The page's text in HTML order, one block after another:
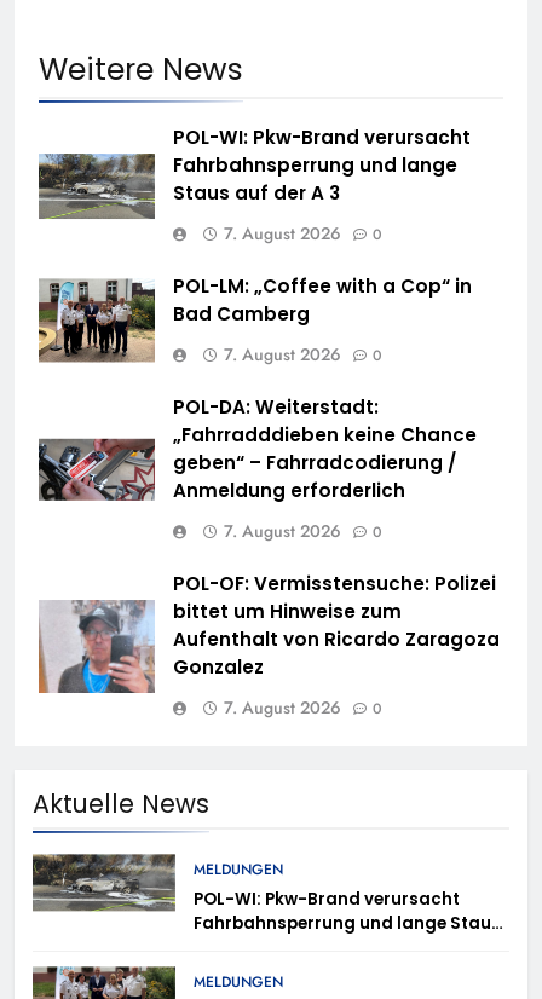
Weitere News
POL-WI: Pkw-Brand verursacht
Fahrbahnsperrung und lange
Staus auf der A 3
7. August 2026 0
POL-LM: „Coffee with a Cop“ in
Bad Camberg
7. August 2026 0
POL-DA: Weiterstadt:
„Fahrradddieben keine Chance
geben“ – Fahrradcodierung /
Anmeldung erforderlich
7. August 2026 0
POL-OF: Vermisstensuche: Polizei
bittet um Hinweise zum
Aufenthalt von Ricardo Zaragoza
Gonzalez
7. August 2026 0
Aktuelle News
MELDUNGEN
POL-WI: Pkw-Brand verursacht
Fahrbahnsperrung und lange Staus
MELDUNGEN